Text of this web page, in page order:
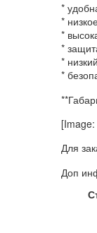
*
*
*
*
*
*
Для
Доп